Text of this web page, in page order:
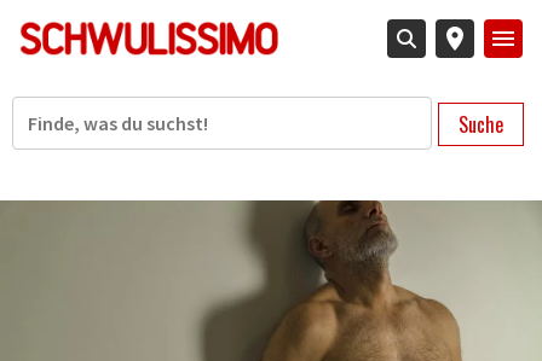
zum
Inhalt
Suche